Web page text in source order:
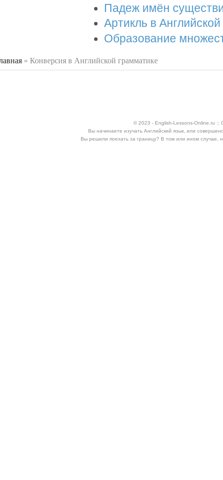
Падеж имён
Артикль в
Образование
» Конверсия в Английской грамматике
© 2023 - English-Lessons-Online.ru ::
Вы начинаете изучать Английский язык, или
Вы решили поехать за границу? В том или ином случае,